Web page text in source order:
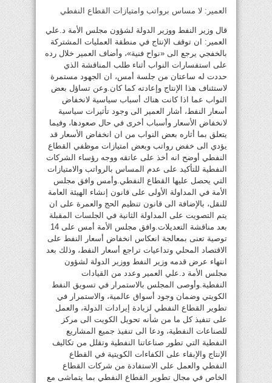
العمير: لا مساس برواتب وامتيازات القطاع النفطي
قال وزير النفط ووزير الدولة لشؤون مجلس الأمة د.علي
العمير: ان توقف الإنتاج في منطقة العمليات المشتركة
بالخفجي يرجع الى «نواح فنية»، وأضاف العمير خلال رده
على استفسارات النواب أثناء طلب المناقشة الذي
حددت له ساعتان من جلسة أمس، ان الجهود مستمرة
لاستئناف هذا الإنتاج وإعادته كما كان.وعن تساؤل بعض
النواب عما اذا كانت هناك أسباب سياسية لانخفاض
أسعار النفط، أشار العمير الى وجود تأثيرات سياسية
لانخفاض الأسعار وأسباب أخرى في حال صعودها، وفيما
يتعلق بما أثاره بعض النواب من ان انخفاض الأسعار قد
يؤدي الى خفض رواتب وبعض امتيازات موظفي القطاع
النفطي أوضح انه أخذ على عاتقه ووجه رؤساء الشركات
النفطية للتأكيد على عدم المساس بالرواتب والامتيازات
التي يحصل عليها القطاع النفطي.وأمس وافق مجلس
الأمة في المداولة الأولى على قانون إنشاء الهيئة العامة
للنقل، بالإضافة الى قانون تنظيم الحج والعمرة على ان
يتم التصويت على المداولة الثانية في الجلسات المقبلة
بعد مناقشة التعديلات.وافق مجلس الأمة أمس على 14
توصية تعنى بمعالجة انعكاس انخفاض أسعار النفط على
الاقتصاد المحلي وتداعيات تراجع أسعار النفط، وذلك بعد
انتهاء عرض قدمه وزير النفط ووزير الدولة لشؤون
مجلس الأمة د.علي العمير وعدد من القيادات
النفطية.وأوصى المجلس بالاستمرار في تسويق النفط
الكويتي وضمان وجود أسواق عالمية، والاستمرار في
تطوير القطاع النفطي لزيادة إيرادات الدولة، والعمل
على تنفيذ كل ما من شأنه تحويل الكويت الى مركز
للصناعات النفطية، ودعا الى تنفيذ جميع المشاريع
النفطية التي تطور صناعاتنا النفطية وتقلل من تكاليف
الإنتاج والإبقاء على الكفاءات الكويتية في القطاع
النفطي والعمل على الاستفادة من شركات القطاع
الخاص في مجال تطوير القطاع النفطي بما يتماشى مع